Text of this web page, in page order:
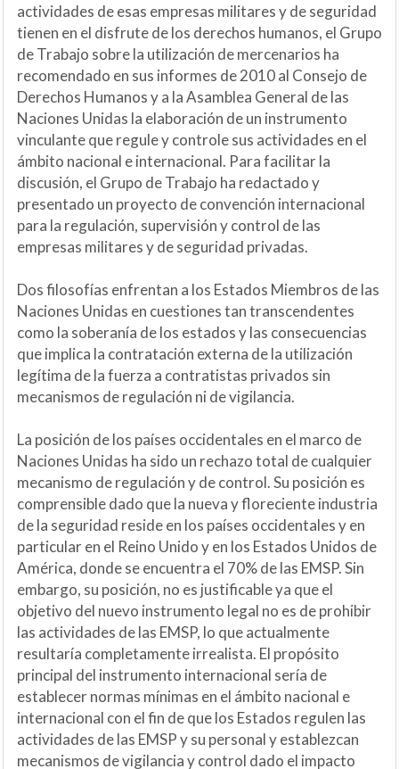
actividades de esas empresas militares y de seguridad
tienen en el disfrute de los derechos humanos, el Grupo
de Trabajo sobre la utilización de mercenarios ha
recomendado en sus informes de 2010 al Consejo de
Derechos Humanos y a la Asamblea General de las
Naciones Unidas la elaboración de un instrumento
vinculante que regule y controle sus actividades en el
ámbito nacional e internacional. Para facilitar la
discusión, el Grupo de Trabajo ha redactado y
presentado un proyecto de convención internacional
para la regulación, supervisión y control de las
empresas militares y de seguridad privadas.
Dos filosofías enfrentan a los Estados Miembros de las
Naciones Unidas en cuestiones tan transcendentes
como la soberanía de los estados y las consecuencias
que implica la contratación externa de la utilización
legítima de la fuerza a contratistas privados sin
mecanismos de regulación ni de vigilancia.
La posición de los países occidentales en el marco de
Naciones Unidas ha sido un rechazo total de cualquier
mecanismo de regulación y de control. Su posición es
comprensible dado que la nueva y floreciente industria
de la seguridad reside en los países occidentales y en
particular en el Reino Unido y en los Estados Unidos de
América, donde se encuentra el 70% de las EMSP. Sin
embargo, su posición, no es justificable ya que el
objetivo del nuevo instrumento legal no es de prohibir
las actividades de las EMSP, lo que actualmente
resultaría completamente irrealista. El propósito
principal del instrumento internacional sería de
establecer normas mínimas en el ámbito nacional e
internacional con el fin de que los Estados regulen las
actividades de las EMSP y su personal y establezcan
mecanismos de vigilancia y control dado el impacto